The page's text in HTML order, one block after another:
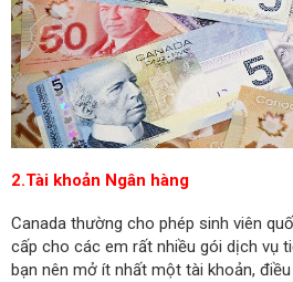
2.Tài khoản Ngân hàng
Canada thường cho phép sinh viên
cấp cho các em rất nhiều gói dịch vụ
bạn nên mở ít nhất một tài khoản,